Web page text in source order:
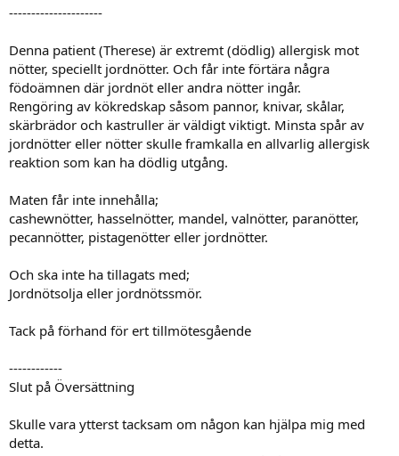
---------------------
Denna patient (Therese) är extremt (dödlig) allergisk mot
nötter, speciellt jordnötter. Och får inte förtära några
födoämnen där jordnöt eller andra nötter ingår.
Rengöring av kökredskap såsom pannor, knivar, skålar,
skärbrädor och kastruller är väldigt viktigt. Minsta spår av
jordnötter eller nötter skulle framkalla en allvarlig allergisk
reaktion som kan ha dödlig utgång.
Maten får inte innehålla;
cashewnötter, hasselnötter, mandel, valnötter, paranötter,
pecannötter, pistagenötter eller jordnötter.
Och ska inte ha tillagats med;
Jordnötsolja eller jordnötssmör.
Tack på förhand för ert tillmötesgående
------------
Slut på Översättning
Skulle vara ytterst tacksam om någon kan hjälpa mig med
detta.